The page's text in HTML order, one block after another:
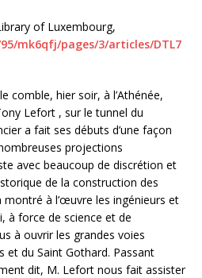
of Luxembourg,
mk6qfj/pages/3/articles/DTL7
comble, hier soir, à l’Athénée,
Lefort , sur le tunnel du
a fait ses débuts d’une façon
projections
avec beaucoup de discrétion et
de la construction des
montré à l’œuvre les ingénieurs et
à force de science et de
à ouvrir les grandes voies
et du Saint Gothard. Passant
dit, M. Lefort nous fait assister